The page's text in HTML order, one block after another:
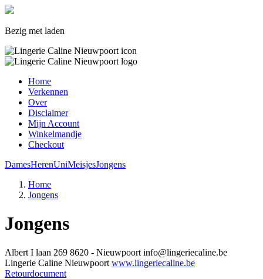
Bezig met laden
Home
Verkennen
Over
Disclaimer
Mijn Account
Winkelmandje
Checkout
DamesHerenUniMeisjesJongens
Home
Jongens
Jongens
Albert I laan 269 8620 - Nieuwpoort info@lingeriecaline.be
Lingerie Caline Nieuwpoort www.lingeriecaline.be
Retourdocument